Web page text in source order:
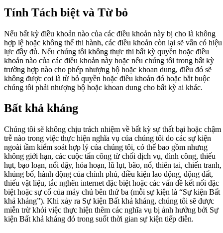
Tính Tách biệt và Từ bỏ
Nếu bất kỳ điều khoản nào của các điều khoản này bị cho là không
hợp lệ hoặc không thể thi hành, các điều khoản còn lại sẽ vẫn có hiệu
lực đầy đủ. Nếu chúng tôi không thực thi bất kỳ quyền hoặc điều
khoản nào của các điều khoản này hoặc nếu chúng tôi trong bất kỳ
trường hợp nào cho phép nhượng bộ hoặc khoan dung, điều đó sẽ
không được coi là từ bỏ quyền hoặc điều khoản đó hoặc bắt buộc
chúng tôi phải nhượng bộ hoặc khoan dung cho bất kỳ ai khác.
Bất khả kháng
Chúng tôi sẽ không chịu trách nhiệm về bất kỳ sự thất bại hoặc chậm
trễ nào trong việc thực hiện nghĩa vụ của chúng tôi do các sự kiện
ngoài tầm kiểm soát hợp lý của chúng tôi, có thể bao gồm nhưng
không giới hạn, các cuộc tấn công từ chối dịch vụ, đình công, thiếu
hụt, bạo loạn, nổi dậy, hỏa hoạn, lũ lụt, bão, nổ, thiên tai, chiến tranh,
khủng bố, hành động của chính phủ, điều kiện lao động, động đất,
thiếu vật liệu, tắc nghẽn internet đặc biệt hoặc các vấn đề kết nối đặc
biệt hoặc sự cố của máy chủ bên thứ ba (mỗi sự kiện là “Sự kiện Bất
khả kháng”). Khi xảy ra Sự kiện Bất khả kháng, chúng tôi sẽ được
miễn trừ khỏi việc thực hiện thêm các nghĩa vụ bị ảnh hưởng bởi Sự
kiện Bất khả kháng đó trong suốt thời gian sự kiện tiếp diễn.